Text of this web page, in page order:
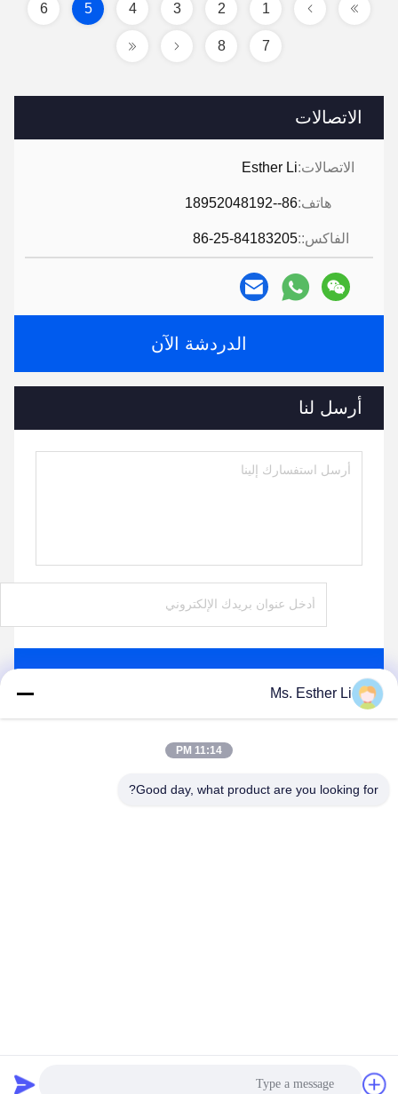
الاتصالات
الاتصالات:Esther Li
هاتف:86--18952048192
الفاكس::86-25-84183205
الدردشة الآن
أرسل لنا
1
2
3
4
5
6
7
8
Ltd. . كل الحقوق محفوظة.
Ms. Esther Li
11:14 PM
Good day, what product are you looking for?